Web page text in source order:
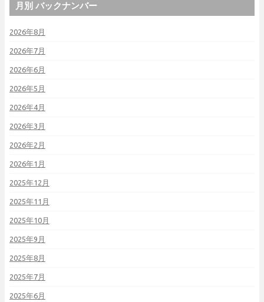
月別 バックナンバー
2026年8月
2026年7月
2026年6月
2026年5月
2026年4月
2026年3月
2026年2月
2026年1月
2025年12月
2025年11月
2025年10月
2025年9月
2025年8月
2025年7月
2025年6月